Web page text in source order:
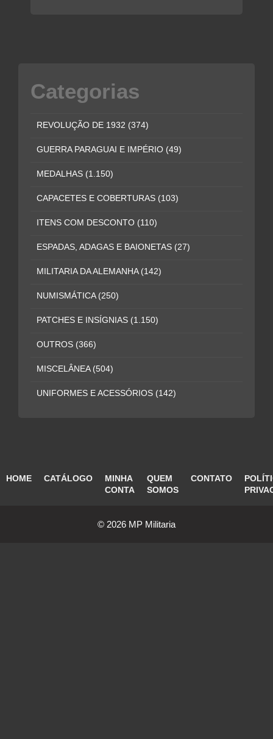
Categorias
REVOLUÇÃO DE 1932 (374)
GUERRA PARAGUAI E IMPÉRIO (49)
MEDALHAS (1.150)
CAPACETES E COBERTURAS (103)
ITENS COM DESCONTO (110)
ESPADAS, ADAGAS E BAIONETAS (27)
MILITARIA DA ALEMANHA (142)
NUMISMÁTICA (250)
PATCHES E INSÍGNIAS (1.150)
OUTROS (366)
MISCELÂNEA (504)
UNIFORMES E ACESSÓRIOS (142)
HOME CATÁLOGO
MINHA
CONTA
QUEM
SOMOS
CONTATO
© 2026 MP Militaria